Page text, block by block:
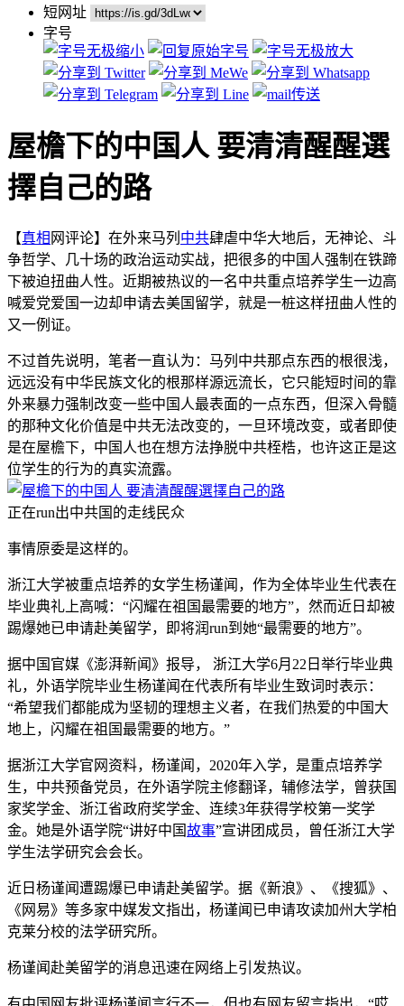
短网址
字号
屋檐下的中国人 要清清醒醒選
擇自己的路
【真相 网评论】在外来马列 中共肆虐中华大地后，无神论、斗
争哲学、几十场的政治运动实战，把很多的中国人强制在铁蹄
下被迫扭曲人性。近期被热议的一名中共重点培养学生一边高
喊爱党爱国一边却申请去美国留学，就是一桩这样扭曲人性的
又一例证。
不过首先说明，笔者一直认为：马列中共那点东西的根很浅，
远远没有中华民族文化的根那样源远流长，它只能短时间的靠
外来暴力强制改变一些中国人最表面的一点东西，但深入骨髓
的那种文化价值是中共无法改变的，一旦环境改变，或者即使
是在屋檐下，中国人也在想方法挣脱中共桎梏，也许这正是这
位学生的行为的真实流露。
正在run出中共国的走线民众
事情原委是这样的。
浙江大学被重点培养的女学生杨谨闻，作为全体毕业生代表在
毕业典礼上高喊：“闪耀在祖国最需要的地方”，然而近日却被
踢爆她已申请赴美留学，即将润run到她“最需要的地方”。
据中国官媒《澎湃新闻》报导， 浙江大学6月22日举行毕业典
礼，外语学院毕业生杨谨闻在代表所有毕业生致词时表示：
“希望我们都能成为坚韧的理想主义者，在我们热爱的中国大
地上，闪耀在祖国最需要的地方。”
据浙江大学官网资料，杨谨闻，2020年入学，是重点培养学
生，中共预备党员，在外语学院主修翻译，辅修法学，曾获国
家奖学金、浙江省政府奖学金、连续3年获得学校第一奖学
金。她是外语学院“讲好中国故事”宣讲团成员，曾任浙江大学
学生法学研究会会长。
近日杨谨闻遭踢爆已申请赴美留学。据《新浪》、《搜狐》、
《网易》等多家中媒发文指出，杨谨闻已申请攻读加州大学柏
克莱分校的法学研究所。
杨谨闻赴美留学的消息迅速在网络上引发热议。